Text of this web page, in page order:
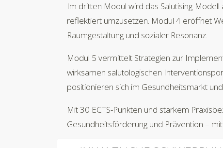
Im dritten Modul wird das Salutising-
reflektiert umzusetzen. Modul 4 eröffnet
Raumgestaltung und sozialer Resonanz.
Modul 5 vermittelt Strategien zur
wirksamen salutologischen
positionieren sich im Gesundheitsmarkt
Mit 30 ECTS-Punkten und starkem
Gesundheitsförderung und Prävention –